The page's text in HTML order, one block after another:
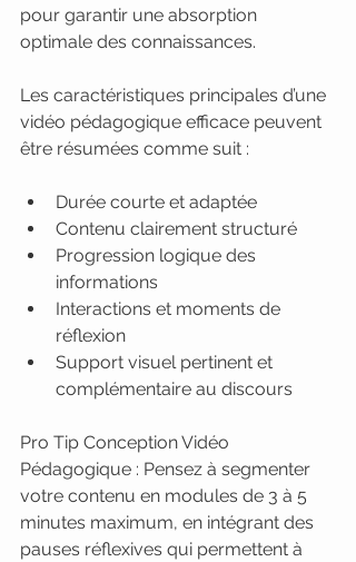
pour garantir une absorption
optimale des connaissances.
Les caractéristiques principales d’une
vidéo pédagogique efficace peuvent
être résumées comme suit :
Durée courte et adaptée
Contenu clairement structuré
Progression logique des
informations
Interactions et moments de
réflexion
Support visuel pertinent et
complémentaire au discours
Pro Tip Conception Vidéo
Pédagogique : Pensez à segmenter
votre contenu en modules de 3 à 5
minutes maximum, en intégrant des
pauses réflexives qui permettent à